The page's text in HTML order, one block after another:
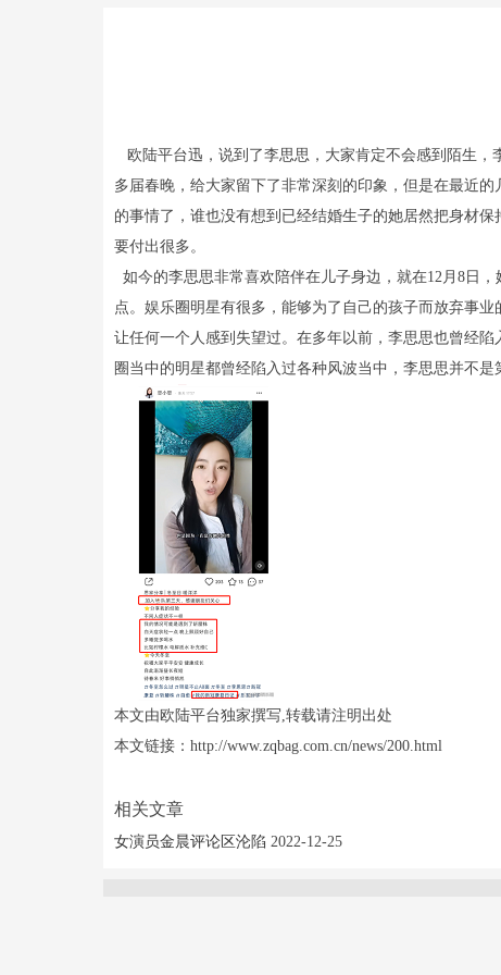
欧陆平台迅，说到了李思思，大家肯定不会感到陌生，
多届春晚，给大家留下了非常深刻的印象，但是在最近
的事情了，谁也没有想到已经结婚生子的她居然把身材
要付出很多。
如今的李思思非常喜欢陪伴在儿子身边，就在12月8日
点。娱乐圈明星有很多，能够为了自己的孩子而放弃事
让任何一个人感到失望过。在多年以前，李思思也曾经
圈当中的明星都曾经陷入过各种风波当中，李思思并不
本文由欧陆平台独家撰写,转载请注明出处
本文链接：http://www.zqbag.com.cn/news/200.html
相关文章
女演员金晨评论区沦陷 2022-12-25